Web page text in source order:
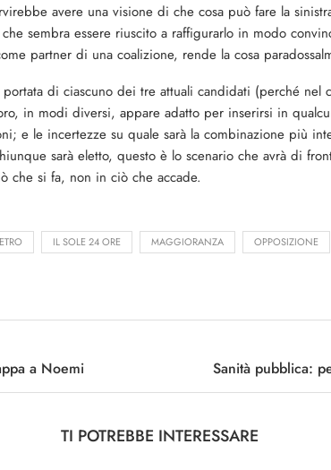
avere una visione di che cosa può fare la
sembra essere riuscito a raffigurarlo in modo
partner di una coalizione, rende la cosa
di ciascuno dei tre attuali candidati (perché nel
in modi diversi, appare adatto per inserirsi in
e le incertezze su quale sarà la combinazione più
sarà eletto, questo è lo scenario che avrà di
che si fa, non in ciò che accade.
IL SOLE 24 ORE MAGGIORANZA OPPOSIZIONE
a Noemi Sanità pubblica:
TI POTREBBE INTERESSARE